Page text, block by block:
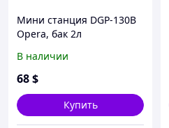
Мини станция DGP-130B
Opera, бак 2л
В наличии
68$
Купить